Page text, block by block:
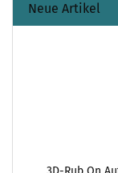
Neue Artikel